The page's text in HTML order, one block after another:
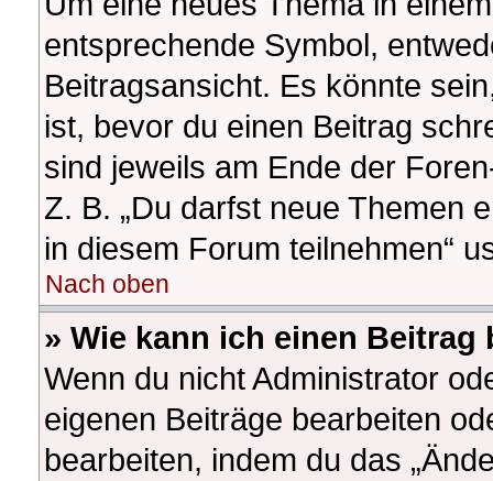
entsprechende Symbol,
Beitragsansicht. Es könnte
ist, bevor du einen Beitrag
sind jeweils am Ende der
Z. B. „Du darfst neue Themen
in diesem Forum teilnehmen“
Nach oben
» Wie kann ich einen
Wenn du nicht Administrator
eigenen Beiträge bearbeiten
bearbeiten, indem du das